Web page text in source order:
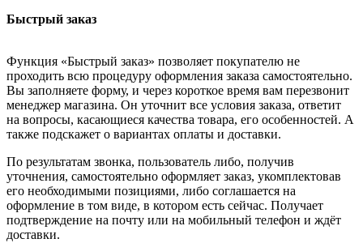
Быстрый заказ
Функция «Быстрый заказ» позволяет покупателю не
проходить всю процедуру оформления заказа самостоятельно.
Вы заполняете форму, и через короткое время вам перезвонит
менеджер магазина. Он уточнит все условия заказа, ответит
на вопросы, касающиеся качества товара, его особенностей. А
также подскажет о вариантах оплаты и доставки.
По результатам звонка, пользователь либо, получив
уточнения, самостоятельно оформляет заказ, укомплектовав
его необходимыми позициями, либо соглашается на
оформление в том виде, в котором есть сейчас. Получает
подтверждение на почту или на мобильный телефон и ждёт
доставки.